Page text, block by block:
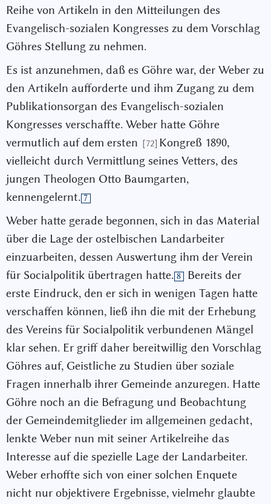
Reihe von Artikeln in den Mitteilungen des
Evangelisch-sozialen Kongresses zu dem Vorschlag
Göhres Stellung zu nehmen.
Es ist anzunehmen, daß es Göhre war, der Weber zu
den Artikeln aufforderte und ihm Zugang zu dem
Publikationsorgan des Evangelisch-sozialen
Kongresses verschaffte. Weber hatte Göhre
vermutlich auf dem ersten [72] Kongreß 1890,
vielleicht durch Vermittlung seines Vetters, des
jungen Theologen Otto Baumgarten,
kennengelernt. 7
Weber hatte gerade begonnen, sich in das Material
über die Lage der ostelbischen Landarbeiter
einzuarbeiten, dessen Auswertung ihm der Verein
für Socialpolitik übertragen hatte. 8
Bereits der
erste Eindruck, den er sich in wenigen Tagen hatte
verschaffen können, ließ ihn die mit der Erhebung
des Vereins für Socialpolitik verbundenen Mängel
klar sehen. Er griff daher bereitwillig den Vorschlag
Göhres auf, Geistliche zu Studien über soziale
Fragen innerhalb ihrer Gemeinde anzuregen. Hatte
Göhre noch an die Befragung und Beobachtung
der Gemeindemitglieder im allgemeinen gedacht,
lenkte Weber nun mit seiner Artikelreihe das
Interesse auf die spezielle Lage der Landarbeiter.
Weber erhoffte sich von einer solchen Enquete
nicht nur objektivere Ergebnisse, vielmehr glaubte